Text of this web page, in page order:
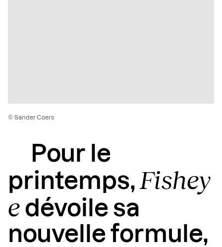
Pour le
printemps, Fishey
e dévoile sa
nouvelle formule,
© Sander Coers